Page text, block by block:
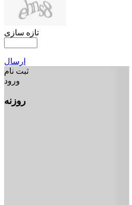
تازه سازی
ارسال
ثبت نام
ورود
روزنه